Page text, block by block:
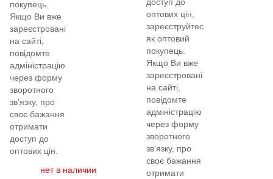
покупець.
Якщо Ви вже
зареєстровані
на сайті,
повідомте
адміністрацію
через форму
зворотного
зв'язку, про
своє бажання
отримати
доступ до
оптових цін.
нет в наличии
оптових цін,
зареєструйтеся
як оптовий
покупець.
Якщо Ви вже
зареєстровані
на сайті,
повідомте
адміністрацію
через форму
зворотного
зв'язку, про
своє бажання
отримати